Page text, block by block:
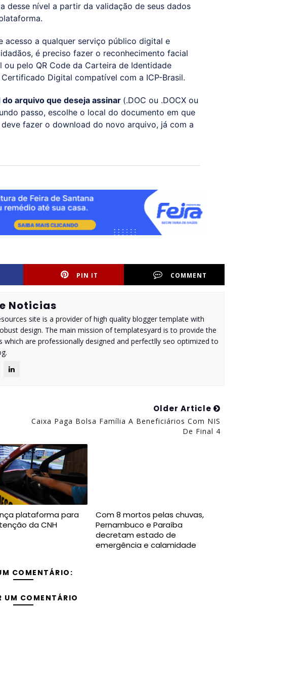
desse nível a partir da validação de seus dados
acesso a qualquer serviço público digital e
é preciso fazer o reconhecimento facial
pelo QR Code da Carteira de Identidade
Digital compatível com a ICP-Brasil.
arquivo que deseja assinar (.DOC ou .DOCX ou
passo, escolhe o local do documento em que
fazer o download do novo arquivo, já com a
PIN IT COMMENT
Noticias
site is a provider of high quality blogger template with
design. The main mission of templatesyard is to provide the
which are professionally designed and perfectlly seo optimized to
Older Article
Caixa Paga Bolsa Família A Beneficiários Com NIS
De Final 4
plataforma para
da CNH
Com 8 mortos pelas chuvas,
Pernambuco e Paraíba
decretam estado de
emergência e calamidade
COMENTÁRIO:
UM COMENTÁRIO